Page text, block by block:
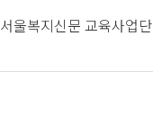
서울복지신문 교육사업